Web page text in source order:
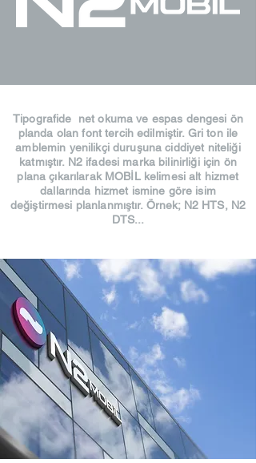
Tipografide net okuma ve espas dengesi ön
planda olan font tercih edilmiştir. Gri ton ile
amblemin yenilikçi duruşuna ciddiyet niteliği
katmıştır. N2 ifadesi marka bilinirliği için ön
plana çıkarılarak MOBİL kelimesi alt hizmet
dallarında hizmet ismine göre isim
değiştirmesi planlanmıştır. Örnek; N2 HTS, N2
DTS...